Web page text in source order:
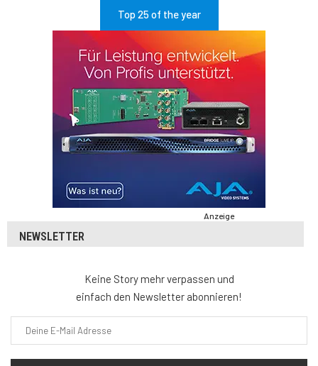
Top 25 of the year
Anzeige
NEWSLETTER
Keine Story mehr verpassen und
einfach den Newsletter abonnieren!